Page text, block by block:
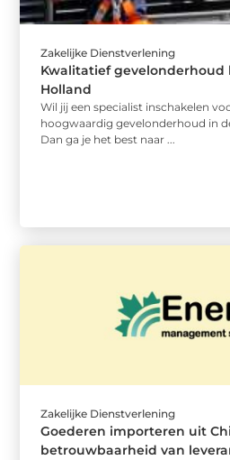
Zakelijke Dienstverlening
Kwalitatief gevelonderhoud
Holland
Wil jij een specialist inschakelen
hoogwaardig gevelonderhoud in
Dan ga je het best naar ...
Zakelijke Dienstverlening
Goederen importeren uit
betrouwbaarheid van